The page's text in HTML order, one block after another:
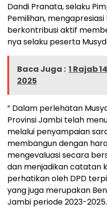
Dandi Pranata, selaku
Pemilihan,
berkontribusi aktif
nya selaku peserta
Baca Juga : 1 Rajab
2025
” Dalam perlehatan
Provinsi Jambi telah
melalui penyampaian
membangun dengan
mengevaluasi secara
dan menjadikan catatan
perhatikan oleh DPD
yang juga merupakan
Jambi periode 2023-2025.